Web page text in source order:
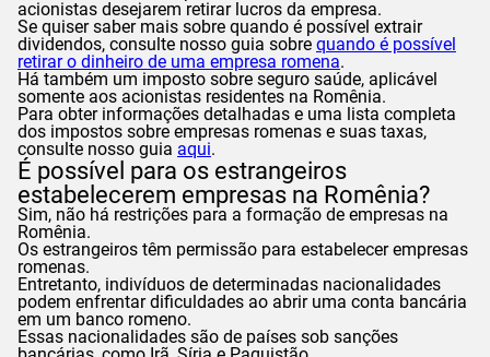
acionistas desejarem retirar lucros da empresa.
Se quiser saber mais sobre quando é possível extrair
dividendos, consulte nosso guia sobre quando é possível
retirar o dinheiro de uma empresa romena.
Há também um imposto sobre seguro saúde, aplicável
somente aos acionistas residentes na Romênia.
Para obter informações detalhadas e uma lista completa
dos impostos sobre empresas romenas e suas taxas,
consulte nosso guia aqui.
É possível para os estrangeiros
estabelecerem empresas na Romênia?
Sim, não há restrições para a formação de empresas na
Romênia.
Os estrangeiros têm permissão para estabelecer empresas
romenas.
Entretanto, indivíduos de determinadas nacionalidades
podem enfrentar dificuldades ao abrir uma conta bancária
em um banco romeno.
Essas nacionalidades são de países sob sanções